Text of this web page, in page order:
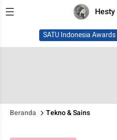
SATU Indonesia Awards
Beranda Tekno & Sains